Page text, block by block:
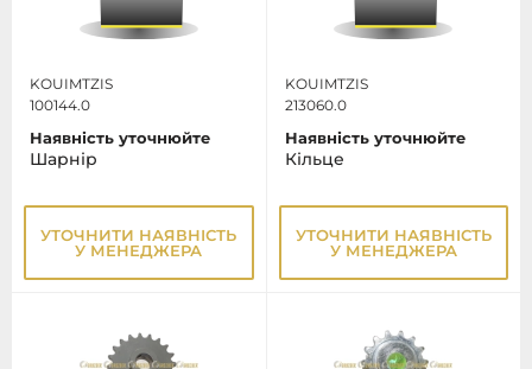
KOUIMTZIS
100144.0
Наявність уточнюйте
Шарнір
УТОЧНИТИ НАЯВНІСТЬ
У МЕНЕДЖЕРА
KOUIMTZIS
213060.0
Наявність уточнюйте
Кільце
УТОЧНИТИ НАЯВНІСТЬ
У МЕНЕДЖЕРА